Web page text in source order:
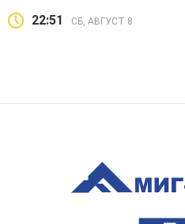
22:51 СБ, АВГУСТ 8